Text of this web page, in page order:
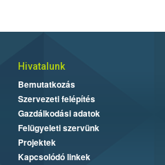
Hivatalunk
Bemutatkozás
Szervezeti felépítés
Gazdálkodási adatok
Felügyeleti szervünk
Projektek
Kapcsolódó linkek